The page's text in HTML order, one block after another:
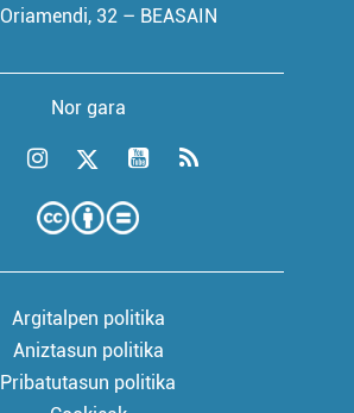
Oriamendi, 32 – BEASAIN
Nor gara
Argitalpen politika
Aniztasun politika
Pribatutasun politika